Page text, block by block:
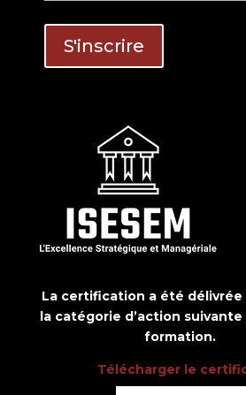
La certification a été
la catégorie d’action
formation.
Télécharger le